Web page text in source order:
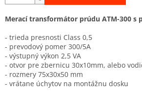
Merací transformátor prúdu ATM-300 s
- trieda presnosti Class 0,5
- prevodový pomer 300/5A
- výstupný výkon 2,5 VA
- otvor pre zbernicu 30x10mm, alebo
- rozmery 75x30x50 mm
- vrátane úchytov na montážnu dosku